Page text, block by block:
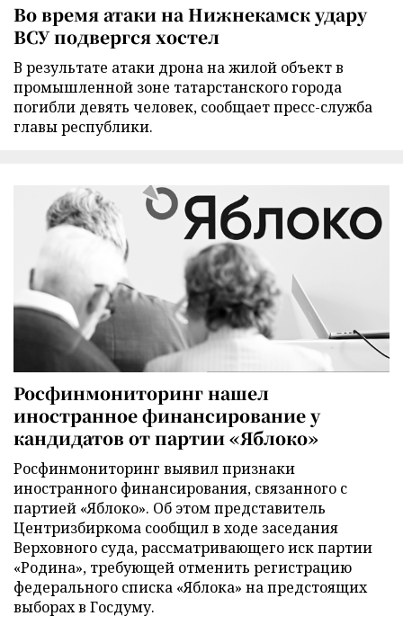
Во время атаки на Нижнекамск удару
ВСУ подвергся хостел
В результате атаки дрона на жилой объект в
промышленной зоне татарстанского города
погибли девять человек, сообщает пресс-служба
главы республики.
Росфинмониторинг нашел
иностранное финансирование у
кандидатов от партии «Яблоко»
Росфинмониторинг выявил признаки
иностранного финансирования, связанного с
партией «Яблоко». Об этом представитель
Центризбиркома сообщил в ходе заседания
Верховного суда, рассматривающего иск партии
«Родина», требующей отменить регистрацию
федерального списка «Яблока» на предстоящих
выборах в Госдуму.